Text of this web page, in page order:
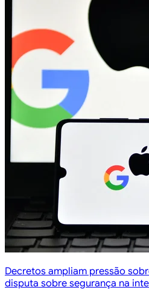
Decretos ampliam pressão
disputa sobre segurança na